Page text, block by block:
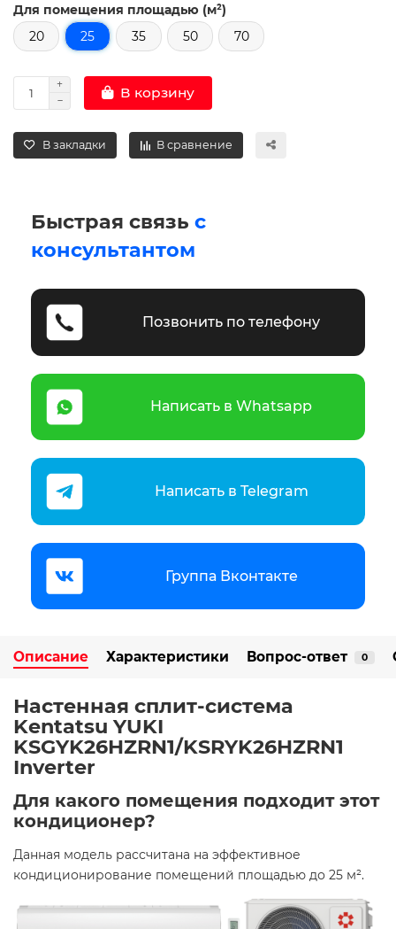
Для помещения площадью (м²)
20
25 35 50 70
В корзину
В закладки В сравнение
Быстрая связь с
консультантом
Позвонить по телефону
Написать в Whatsapp
Написать в Telegram
Группа Вконтакте
Описание Характеристики Вопрос-ответ 0
Настенная сплит-система
Kentatsu YUKI
KSGYK26HZRN1/KSRYK26HZRN1
Inverter
Для какого помещения подходит этот
кондиционер?
Данная модель рассчитана на эффективное
кондиционирование помещений площадью до 25 м². ​